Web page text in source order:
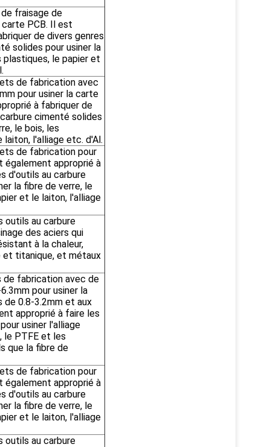
fraisage de
PCB. Il est
de divers genres
solides pour usiner la
plastiques, le papier et
de fabrication avec
pour usiner la carte
à fabriquer de
cimenté solides
le bois, les
l'alliage etc. d'Al.
de fabrication pour
également approprié à
d'outils au carbure
la fibre de verre, le
et le laiton, l'alliage
outils au carbure
des aciers qui
à la chaleur,
et titanique, et métaux
de fabrication avec de
pour usiner la
de 0.8-3.2mm et aux
approprié à faire les
usiner l'alliage
le PTFE et les
que la fibre de
de fabrication pour
également approprié à
d'outils au carbure
la fibre de verre, le
et le laiton, l'alliage
outils au carbure